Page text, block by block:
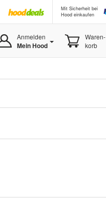
Mit Sicherheit bei
Hood einkaufen
Anmelden
Mein Hood
Waren-
korb